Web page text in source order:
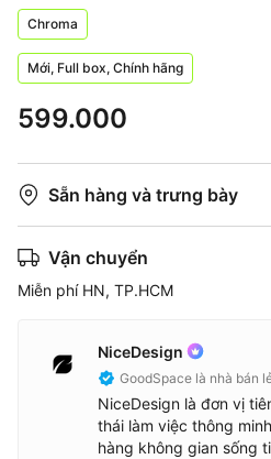
Chroma
Mới, Full box, Chính hãng
599.000
Sẵn hàng và trưng bày
Vận chuyển
Miễn phí HN, TP.HCM
NiceDesign
GoodSpace là nhà bán
NiceDesign là đơn vị
thái làm việc thông
hàng không gian sống